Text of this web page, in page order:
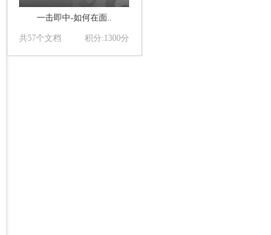
一击即中-如何在面..
共57个文档 积分:1300分
事半功倍-如何做好..
共50个文档 积分:2500分